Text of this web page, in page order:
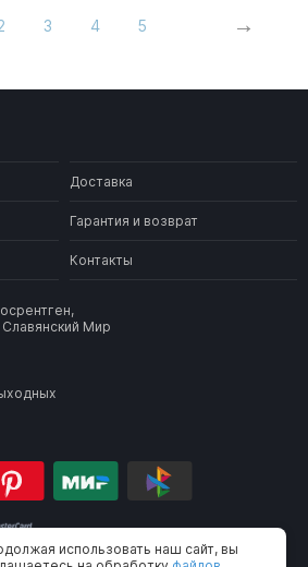
3 4 5
Доставка
Гарантия и возврат
Контакты
Мир
использовать наш сайт, вы